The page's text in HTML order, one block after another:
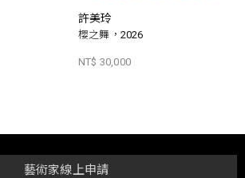
許美玲
櫻之舞，2026
NT$ 30,000
藝術家線上申請